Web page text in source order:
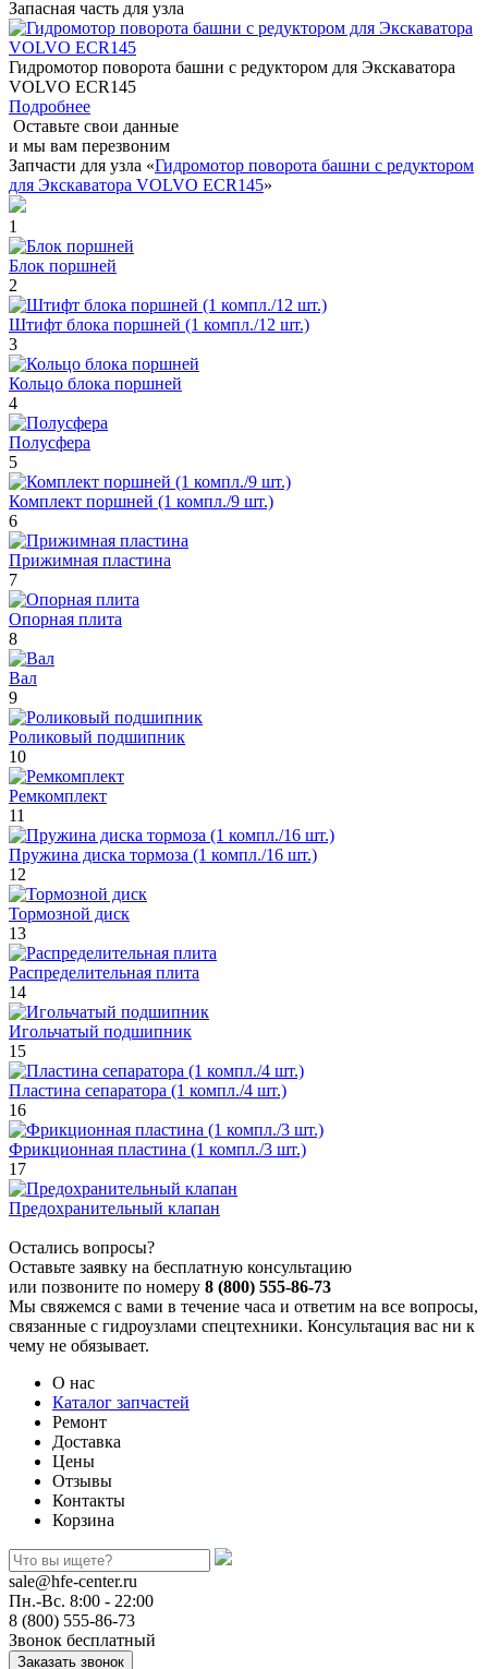
Запасная часть для узла
Гидромотор поворота башни с редуктором для Экскаватора
VOLVO ECR145
Подробнее
Оставьте свои данные
и мы вам перезвоним
Запчасти для узла «Гидромотор поворота башни с редуктором
для Экскаватора VOLVO ECR145»
1
Блок поршней
2
Штифт блока поршней (1 компл./12 шт.)
3
Кольцо блока поршней
4
Полусфера
5
Комплект поршней (1 компл./9 шт.)
6
Прижимная пластина
7
Опорная плита
8
Вал
9
Роликовый подшипник
10
Ремкомплект
11
Пружина диска тормоза (1 компл./16 шт.)
12
Тормозной диск
13
Распределительная плита
14
Игольчатый подшипник
15
Пластина сепаратора (1 компл./4 шт.)
16
Фрикционная пластина (1 компл./3 шт.)
17
Предохранительный клапан
Остались вопросы?
Оставьте заявку на бесплатную консультацию
или позвоните по номеру 8 (800) 555-86-73
Мы свяжемся с вами в течение часа и ответим на все вопросы,
связанные с гидроузлами спецтехники. Консультация вас ни к
чему не обязывает.
О нас
Каталог запчастей
Ремонт
Доставка
Цены
Отзывы
Контакты
Корзина
sale@hfe-center.ru
Пн.-Вс. 8:00 - 22:00
8 (800) 555-86-73
Звонок бесплатный